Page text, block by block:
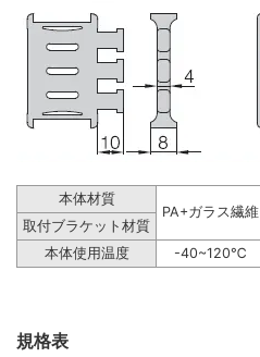
本体材質
PA+ガラス繊維
取付ブラケット材質
本体使用温度
-40~120℃
規格表